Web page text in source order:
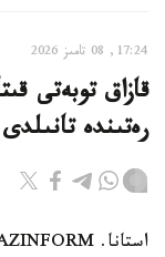
17:24, 08 تامىز 2026
قازاق توبەتى
رەتىندە تانىلدى